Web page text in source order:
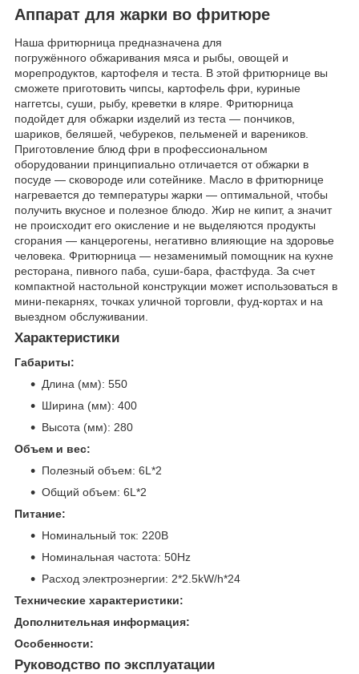
Аппарат для жарки во фритюре
Наша фритюрница предназначена для
погружённого обжаривания мяса и рыбы, овощей и
морепродуктов, картофеля и теста. В этой фритюрнице вы
сможете приготовить чипсы, картофель фри, куриные
наггетсы, суши, рыбу, креветки в кляре. Фритюрница
подойдет для обжарки изделий из теста — пончиков,
шариков, беляшей, чебуреков, пельменей и вареников.
Приготовление блюд фри в профессиональном
оборудовании принципиально отличается от обжарки в
посуде — сковороде или сотейнике. Масло в фритюрнице
нагревается до температуры жарки — оптимальной, чтобы
получить вкусное и полезное блюдо. Жир не кипит, а значит
не происходит его окисление и не выделяются продукты
сгорания — канцерогены, негативно влияющие на здоровье
человека. Фритюрница — незаменимый помощник на кухне
ресторана, пивного паба, суши-бара, фастфуда. За счет
компактной настольной конструкции может использоваться в
мини-пекарнях, точках уличной торговли, фуд-кортах и на
выездном обслуживании.
Характеристики
Габариты:
Длина (мм): 550
Ширина (мм): 400
Высота (мм): 280
Объем и вес:
Полезный объем: 6L*2
Общий объем: 6L*2
Питание:
Номинальный ток: 220В
Номинальная частота: 50Hz
Расход электроэнергии: 2*2.5kW/h*24
Технические характеристики:
Дополнительная информация:
Особенности:
Руководство по эксплуатации